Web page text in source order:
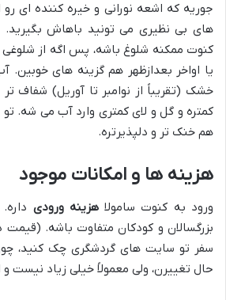
جوریه که اشعه نورانی و خیره کننده ای
های بی نظیری می تونید باهاش بگیرید.
کنوت ممکنه شلوغ باشه، پس اگه از
یا اواخر بعدازظهر هم گزینه های
خشک (تقریباً از نوامبر تا آوریل) شفاف تر
کمتره و گل و لای کمتری وارد آب می شه.
هم خنک تر و دلپذیرتره.
هزینه ها و امکانات موجود
ورود به کنوت سامولاهزینه ورودی
بزرگسالان و کودکان متفاوت باشه. (قیمت
سفر تو سایت های گردشگری چک کنید،
حال تغییرن، ولی معمولاً خیلی زیاد نیست